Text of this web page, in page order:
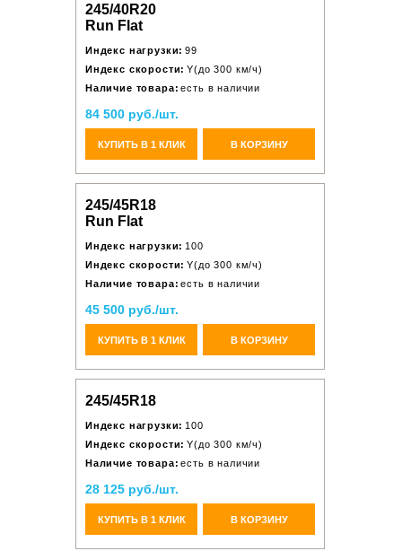
245/40R20
Run Flat
Индекс нагрузки: 99
Индекс скорости: Y(до 300 км/ч)
Наличие товара: есть в наличии
84 500 руб./шт.
КУПИТЬ В 1 КЛИК В КОРЗИНУ
245/45R18
Run Flat
Индекс нагрузки: 100
Индекс скорости: Y(до 300 км/ч)
Наличие товара: есть в наличии
45 500 руб./шт.
КУПИТЬ В 1 КЛИК В КОРЗИНУ
245/45R18
Индекс нагрузки: 100
Индекс скорости: Y(до 300 км/ч)
Наличие товара: есть в наличии
28 125 руб./шт.
КУПИТЬ В 1 КЛИК В КОРЗИНУ